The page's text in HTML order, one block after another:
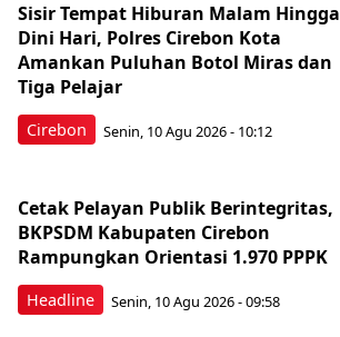
Cirebon
Sisir Tempat Hiburan Malam Hingga
Dini Hari, Polres Cirebon Kota
Amankan Puluhan Botol Miras dan
Tiga Pelajar
Senin, 10 Agu 2026 - 10:12
Headline
Cetak Pelayan Publik Berintegritas,
BKPSDM Kabupaten Cirebon
Rampungkan Orientasi 1.970 PPPK
Senin, 10 Agu 2026 - 09:58